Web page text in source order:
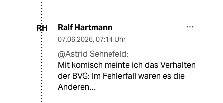
RH Ralf Hartmann
07.06.2026, 07:14 Uhr
@Astrid Sehnefeld:
Mit komisch meinte ich das Verhalten
der BVG: Im Fehlerfall waren es die
Anderen...